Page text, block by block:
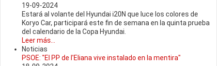
19-09-2024
Estará al volante del Hyundai i20N que luce los colores de
Koryo Car, participará este fin de semana en la quinta prueba
del calendario de la Copa Hyundai.
Leer más...
Noticias
PSOE: "El PP de l'Eliana vive instalado en la mentira"